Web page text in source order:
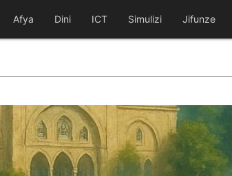
Afya Dini ICT Simulizi Jifunze